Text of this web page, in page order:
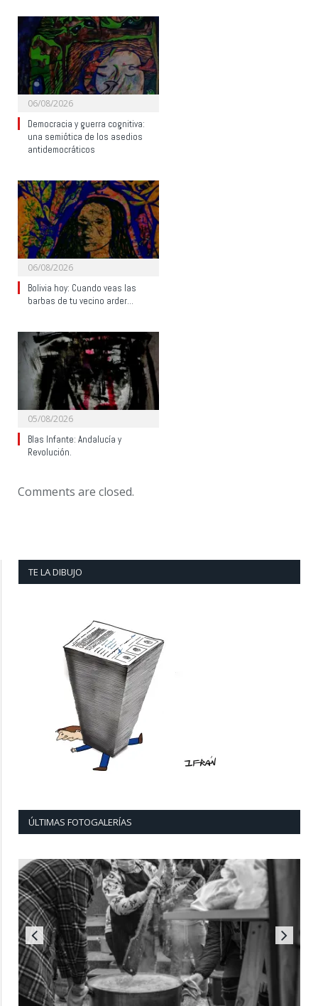
06/08/2026
Democracia y guerra cognitiva:
una semiótica de los asedios
antidemocráticos
06/08/2026
Bolivia hoy: Cuando veas las
barbas de tu vecino arder…
05/08/2026
Blas Infante: Andalucía y
Revolución.
Comments are closed.
TE LA DIBUJO
ÚLTIMAS FOTOGALERÍAS